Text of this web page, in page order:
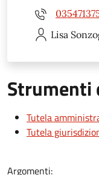
Lisa
Strumenti
Tutela
Tutela
Argomenti: